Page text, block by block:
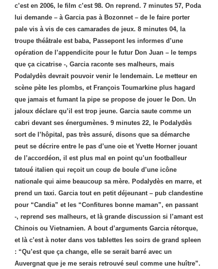
c’est en 2006, le film c’est 98. On reprend. 7 minutes 57, Poda
lui demande – à Garcia pas à Bozonnet – de le faire porter
pale vis à vis de ces camarades de jeux. 8 minutes 04, la
troupe théâtrale est baba, Passepont les informes d’une
opération de l’appendicite pour le futur Don Juan – le temps
que ça cicatrise -, Garcia raconte ses malheurs, mais
Podalydès devrait pouvoir venir le lendemain. Le metteur en
scène pète les plombs, et François Toumarkine plus hagard
que jamais et fumant la pipe se propose de jouer le Don. Un
jaloux déclare qu’il est trop jeune. Garcia saute comme un
cabri devant ses énergumènes. 9 minutes 22, le Podalydès
sort de l’hôpital, pas très assuré, disons que sa démarche
peut se décrire entre le pas d’une oie et Yvette Horner jouant
de l’accordéon, il est plus mal en point qu’un footballeur
tatoué italien qui reçoit un coup de boule d’une icône
nationale qui aime beaucoup sa mère. Podalydès en marre, et
prend un taxi. Garcia tout en petit déjeunant – pub clandestine
pour “Candia” et les “Confitures bonne maman”, en passant
-, reprend ses malheurs, et là grande discussion si l’amant est
Chinois ou Vietnamien. A bout d’arguments Garcia rétorque,
et là c’est à noter dans vos tablettes les soirs de grand spleen
: “Qu’est que ça change, elle se serait barré avec un
Auvergnat que je me serais retrouvé seul comme une huître”.